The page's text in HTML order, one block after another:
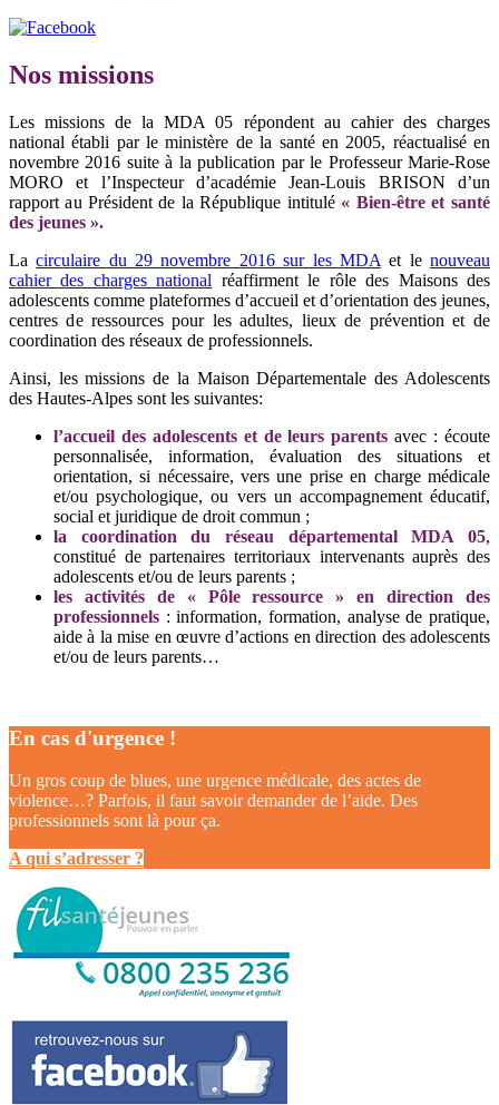
Nos missions
Les missions de la MDA 05 répondent au cahier des charges
national établi par le ministère de la santé en 2005, réactualisé en
novembre 2016 suite à la publication par le Professeur Marie-Rose
MORO et l’Inspecteur d’académie Jean-Louis BRISON d’un
rapport au Président de la République intitulé « Bien-être et santé
des jeunes ».
Lacirculaire du 29 novembre 2016 sur les MDA et lenouveau
cahier des charges national réaffirment le rôle des Maisons des
adolescents comme plateformes d’accueil et d’orientation des jeunes,
centres de ressources pour les adultes, lieux de prévention et de
coordination des réseaux de professionnels.
Ainsi, les missions de la Maison Départementale des Adolescents
des Hautes-Alpes sont les suivantes:
l’accueil des adolescents et de leurs parents avec : écoute
personnalisée, information, évaluation des situations et
orientation, si nécessaire, vers une prise en charge médicale
et/ou psychologique, ou vers un accompagnement éducatif,
social et juridique de droit commun ;
la coordination du réseau départemental MDA 05,
constitué de partenaires territoriaux intervenants auprès des
adolescents et/ou de leurs parents ;
les activités de « Pôle ressource » en direction des
professionnels : information, formation, analyse de pratique,
aide à la mise en œuvre d’actions en direction des adolescents
et/ou de leurs parents…
En cas d'urgence !
Un gros coup de blues, une urgence médicale, des actes de
violence…? Parfois, il faut savoir demander de l’aide. Des
professionnels sont là pour ça.
A qui s’adresser ?